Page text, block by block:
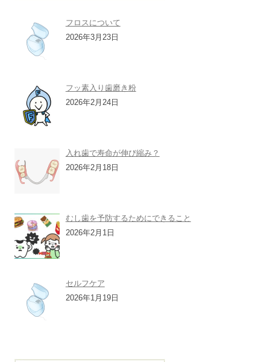
フロスについて
2026年3月23日
フッ素入り歯磨き粉
2026年2月24日
入れ歯で寿命が伸び縮み？
2026年2月18日
むし歯を予防するためにできること
2026年2月1日
セルフケア
2026年1月19日